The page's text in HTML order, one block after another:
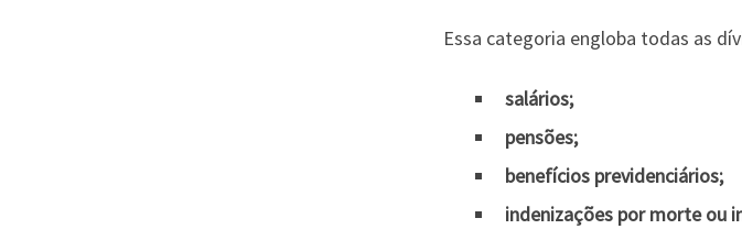
Essa categoria engloba todas as
salários;
pensões;
benefícios previdenciários;
indenizações por morte ou